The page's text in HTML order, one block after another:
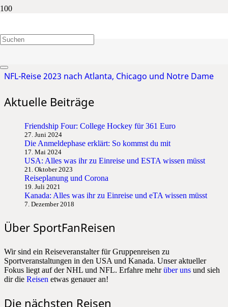
Atlanta
NFL-Reise 2023 nach Atlanta, Chicago und Notre Dame
Aktuelle Beiträge
Friendship Four: College Hockey für 361 Euro
27. Juni 2024
Die Anmeldephase erklärt: So kommst du mit
17. Mai 2024
USA: Alles was ihr zu Einreise und ESTA wissen müsst
21. Oktober 2023
Reiseplanung und Corona
19. Juli 2021
Kanada: Alles was ihr zu Einreise und eTA wissen müsst
7. Dezember 2018
Über SportFanReisen
Wir sind ein Reiseveranstalter für Gruppenreisen zu
Sportveranstaltungen in den USA und Kanada. Unser aktueller
Fokus liegt auf der NHL und NFL. Erfahre mehrüber uns und sieh
dir die Reisen etwas genauer an!
Die nächsten Reisen